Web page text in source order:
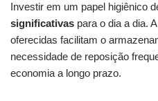
Investir em um papel higiênico
significativas para o dia a dia.
oferecidas facilitam o
necessidade de reposição
economia a longo prazo.